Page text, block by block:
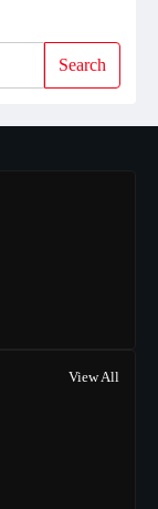
Search
View All